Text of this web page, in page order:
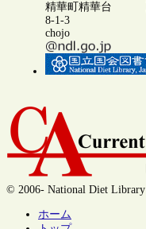
精華町精華台
8-1-3
chojo
© 2006- National Diet Library
ホーム